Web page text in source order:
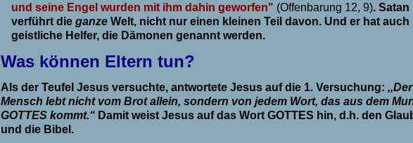
und seine Engel wurden mit ihm dahin geworfen" (Offenbarung 12, 9). Satan
verführt dieganze Welt, nicht nur einen kleinen Teil davon. Und er hat auch
geistliche Helfer, die Dämonen genannt werden.
Was können Eltern tun?
Als der Teufel Jesus versuchte, antwortete Jesus auf die 1. Versuchung: ,,Der
Mensch lebt nicht vom Brot allein, sondern von jedem Wort, das aus dem
GOTTES kommt.“ Damit weist Jesus auf das Wort GOTTES hin, d.h. den
und die Bibel.